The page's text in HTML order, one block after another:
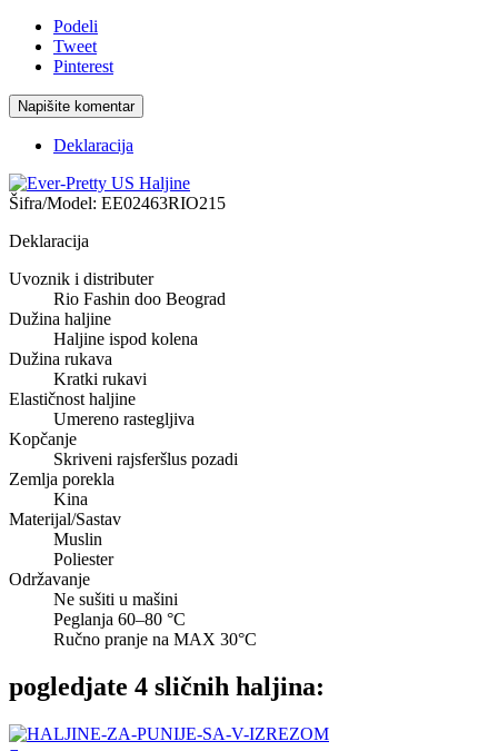
Podeli
Tweet
Pinterest
Napišite komentar
Deklaracija
Šifra/Model: EE02463RIO215
Deklaracija
Uvoznik i distributer
Rio Fashin doo Beograd
Dužina haljine
Haljine ispod kolena
Dužina rukava
Kratki rukavi
Elastičnost haljine
Umereno rastegljiva
Kopčanje
Skriveni rajsferšlus pozadi
Zemlja porekla
Kina
Materijal/Sastav
Muslin
Poliester
Održavanje
Ne sušiti u mašini
Peglanja 60–80 °C
Ručno pranje na MAX 30°C
pogledjate 4 sličnih haljina: